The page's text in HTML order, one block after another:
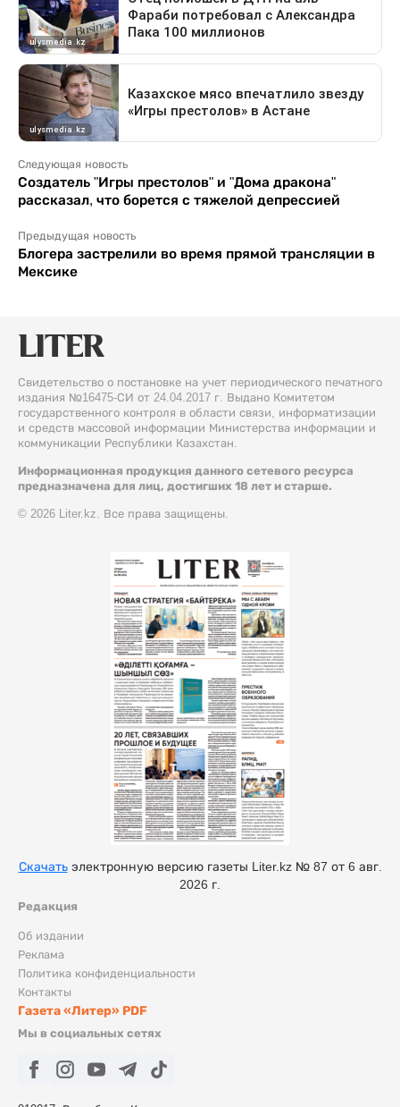
Следующая новость
Создатель "Игры престолов" и "Дома дракона"
рассказал, что борется с тяжелой депрессией
Предыдущая новость
Блогера застрелили во время прямой трансляции в
Мексике
Свидетельство о постановке на учет периодического печатного
издания №16475-СИ от 24.04.2017 г. Выдано Комитетом
государственного контроля в области связи, информатизации
и средств массовой информации Министерства информации и
коммуникации Республики Казахстан.
Информационная продукция данного сетевого ресурса
предназначена для лиц, достигших 18 лет и старше.
© 2026 Liter.kz. Все права защищены.
Редакция
Об издании
Реклама
Политика конфиденциальности
Контакты
Газета «Литер» PDF
Мы в социальных сетях
Скачатьэлектронную версию газеты Liter.kz № 87 от 6 авг.
2026 г.